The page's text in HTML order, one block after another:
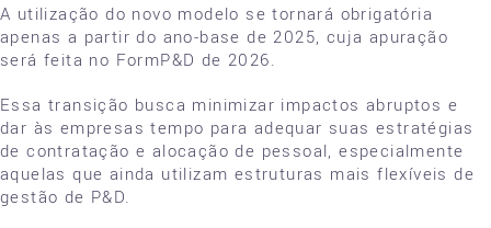
A utilização do novo modelo se tornará obrigatória
apenas a partir do ano-base de 2025, cuja apuração
será feita no FormP&D de 2026.
Essa transição busca minimizar impactos abruptos e
dar às empresas tempo para adequar suas estratégias
de contratação e alocação de pessoal, especialmente
aquelas que ainda utilizam estruturas mais flexíveis de
gestão de P&D.